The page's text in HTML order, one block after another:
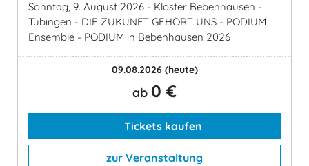
Sonntag, 9. August 2026 - Kloster Bebenhausen -
Tübingen - DIE ZUKUNFT GEHÖRT UNS - PODIUM
Ensemble - PODIUM in Bebenhausen 2026
09.08.2026 (heute)
ab 0 €
Tickets kaufen
zur Veranstaltung